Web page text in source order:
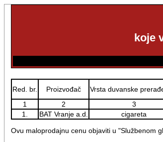
koje
Red. br. Proizvođač Vrsta duvanske
1
2 3
1.
BAT Vranje a.d. cigareta
Ovu maloprodajnu cenu objaviti u "Službenom